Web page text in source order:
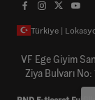
Türkiye |
VF Ege Giyim
Ziya Bulvarı